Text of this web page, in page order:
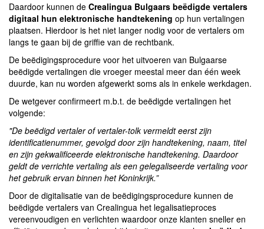
Daardoor kunnen de Crealingua Bulgaars beëdigde vertalers
digitaal hun elektronische handtekening op hun vertalingen
plaatsen. Hierdoor is het niet langer nodig voor de vertalers om
langs te gaan bij de griffie van de rechtbank.
De beëdigingsprocedure voor het uitvoeren van Bulgaarse
beëdigde vertalingen die vroeger meestal meer dan één week
duurde, kan nu worden afgewerkt soms als in enkele werkdagen.
De wetgever confirmeert m.b.t. de beëdigde vertalingen het
volgende:
"De beëdigd vertaler of vertaler-tolk vermeldt eerst zijn
identificatienummer, gevolgd door zijn handtekening, naam, titel
en zijn gekwalificeerde elektronische handtekening. Daardoor
geldt de verrichte vertaling als een gelegaliseerde vertaling voor
het gebruik ervan binnen het Koninkrijk.”
Door de digitalisatie van de beëdigingsprocedure kunnen de
beëdigde vertalers van Crealingua het legalisatieproces
vereenvoudigen en verlichten waardoor onze klanten sneller en